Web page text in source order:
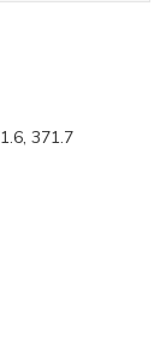
371.7